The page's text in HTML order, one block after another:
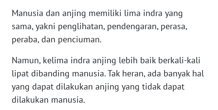
Manusia dan anjing memiliki lima indra yang
sama, yakni penglihatan, pendengaran, perasa,
peraba, dan penciuman.
Namun, kelima indra anjing lebih baik berkali-kali
lipat dibanding manusia. Tak heran, ada banyak hal
yang dapat dilakukan anjing yang tidak dapat
dilakukan manusia.
JAKARTA
WN
JABAR
WN